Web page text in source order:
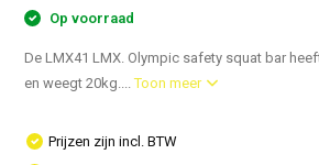
Op voorraad
De LMX41 LMX. Olympic safety squat bar
en weegt 20kg....Toon meer
Prijzen zijn incl. BTW